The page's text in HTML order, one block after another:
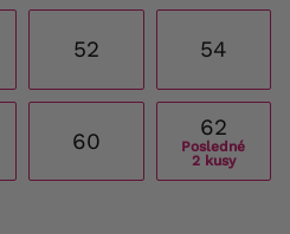
52 54
60
62
Posledné
2 kusy